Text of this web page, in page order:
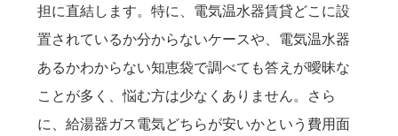
担に直結します。特に、電気温水器賃貸どこに設
置されているか分からないケースや、電気温水器
あるかわからない知恵袋で調べても答えが曖昧な
ことが多く、悩む方は少なくありません。さら
に、給湯器ガス電気どちらが安いかという費用面